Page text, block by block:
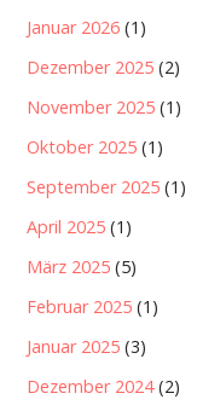
Januar 2026 (1)
Dezember 2025 (2)
November 2025 (1)
Oktober 2025 (1)
September 2025 (1)
April 2025 (1)
März 2025 (5)
Februar 2025 (1)
Januar 2025 (3)
Dezember 2024(2)